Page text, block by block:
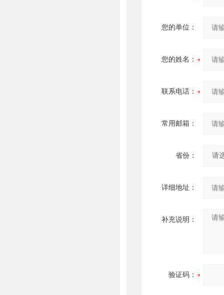
您的单位：
您的姓名：
联系电话：
常用邮箱：
省份：
详细地址：
补充说明：
验证码：